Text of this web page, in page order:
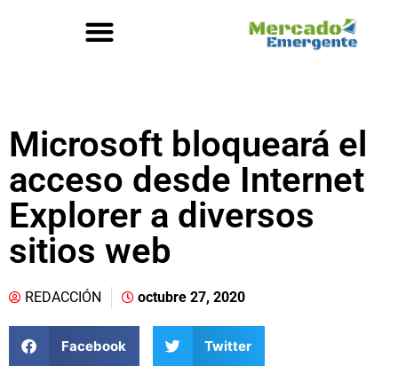
Microsoft bloqueará el
acceso desde Internet
Explorer a diversos
sitios web
REDACCIÓN octubre 27, 2020
Facebook Twitter